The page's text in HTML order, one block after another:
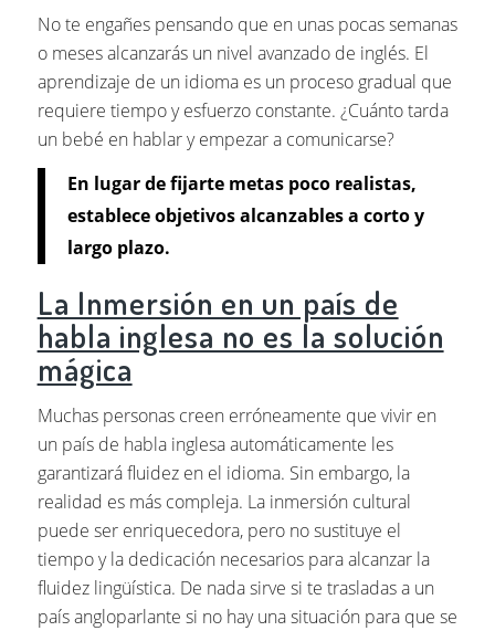
No te engañes pensando que en unas pocas semanas
o meses alcanzarás un nivel avanzado de inglés. El
aprendizaje de un idioma es un proceso gradual que
requiere tiempo y esfuerzo constante. ¿Cuánto tarda
un bebé en hablar y empezar a comunicarse?
En lugar de fijarte metas poco realistas,
establece objetivos alcanzables a corto y
largo plazo.
La Inmersión en un país de
habla inglesa no es la solución
mágica
Muchas personas creen erróneamente que vivir en
un país de habla inglesa automáticamente les
garantizará fluidez en el idioma. Sin embargo, la
realidad es más compleja. La inmersión cultural
puede ser enriquecedora, pero no sustituye el
tiempo y la dedicación necesarios para alcanzar la
fluidez lingüística. De nada sirve si te trasladas a un
país angloparlante si no hay una situación para que se